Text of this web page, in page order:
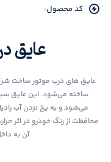
کد محصول:
عایق
عایق های درب موتور ساخت
ساخته می‌شود. این عایق
می‌شود و به یخ نزدن آب
محافظت از رنگ خودرو در اثر
آن به